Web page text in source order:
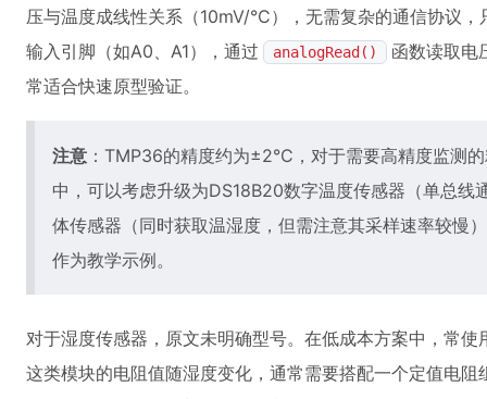
压与温度成线性关系（10mV/°C），无需复杂的通信协议
输入引脚（如A0、A1），通过
analogRead()
函数读取电
常适合快速原型验证。
注意 ：TMP36的精度约为±2°C，对于需要高精度监测
中，可以考虑升级为DS18B20数字温度传感器（单总
体传感器（同时获取温湿度，但需注意其采样速率较慢
作为教学示例。
对于湿度传感器，原文未明确型号。在低成本方案中，常
这类模块的电阻值随湿度变化，通常需要搭配一个定值电